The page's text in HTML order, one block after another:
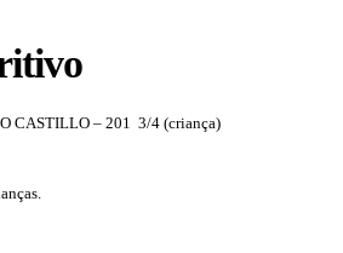
CASTILLO – 201 3/4 (criança)